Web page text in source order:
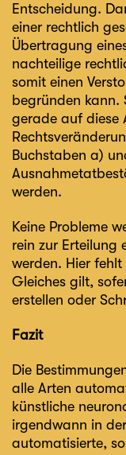
Entscheidung.
einer rechtlich
Übertragung
nachteilige
somit einen
begründen
gerade auf diese
Buchstaben a)
werden.
Keine Probleme
rein zur Erteilung
werden. Hier
Gleiches gilt,
erstellen oder
Fazit
Die
alle Arten
künstliche
irgendwann in
automatisierte,